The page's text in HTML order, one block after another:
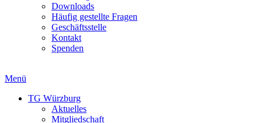
Downloads
Häufig gestellte Fragen
Geschäftsstelle
Kontakt
Spenden
Menü
TG Würzburg
Aktuelles
Mitgliedschaft